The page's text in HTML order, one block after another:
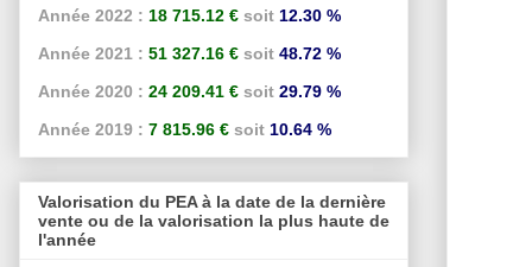
Année 2022 : 18 715.12 € soit 12.30 %
Année 2021 : 51 327.16 € soit 48.72 %
Année 2020 : 24 209.41 € soit 29.79 %
Année 2019 : 7 815.96 € soit 10.64 %
Valorisation du PEA à la date de la dernière
vente ou de la valorisation la plus haute de
l'année